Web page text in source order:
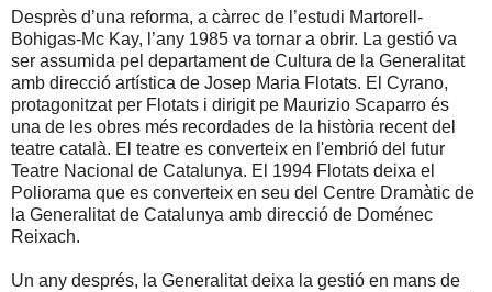
Desprès d’una reforma, a càrrec de l’estudi Martorell-
Bohigas-Mc Kay, l’any 1985 va tornar a obrir. La gestió va
ser assumida pel departament de Cultura de la Generalitat
amb direcció artística de Josep Maria Flotats. El Cyrano,
protagonitzat per Flotats i dirigit pe Maurizio Scaparro és
una de les obres més recordades de la història recent del
teatre català. El teatre es converteix en l'embrió del futur
Teatre Nacional de Catalunya. El 1994 Flotats deixa el
Poliorama que es converteix en seu del Centre Dramàtic de
la Generalitat de Catalunya amb direcció de Doménec
Reixach.
Un any després, la Generalitat deixa la gestió en mans de